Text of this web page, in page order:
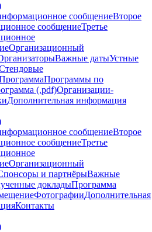
сообщениеВторое
сообщениеТретье
Организационный
Важные датыУстные
Программы по
(.pdf)Организации-
Дополнительная информация
сообщениеВторое
сообщениеТретье
Организационный
и партнёрыВажные
докладыПрограмма
ФотографииДополнительная
Контакты